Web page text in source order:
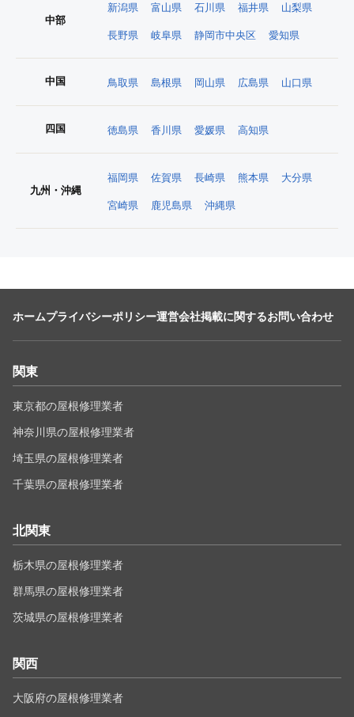
中部
新潟県 富山県 石川県 福井県 山梨県
長野県 岐阜県 静岡市中央区 愛知県
中国 鳥取県 島根県 岡山県 広島県 山口県
四国 徳島県 香川県 愛媛県 高知県
九州・沖縄
福岡県 佐賀県 長崎県 熊本県 大分県
宮崎県 鹿児島県 沖縄県
ホームプライバシーポリシー運営会社掲載に関するお問い合わせ
関東
東京都の屋根修理業者
神奈川県の屋根修理業者
埼玉県の屋根修理業者
千葉県の屋根修理業者
北関東
栃木県の屋根修理業者
群馬県の屋根修理業者
茨城県の屋根修理業者
関西
大阪府の屋根修理業者